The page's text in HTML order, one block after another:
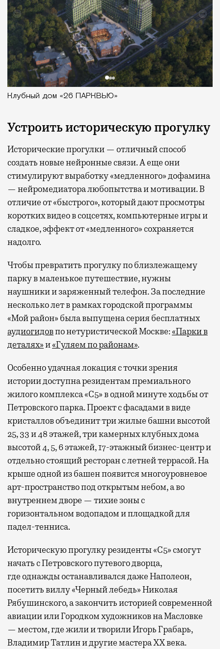
Клубный дом «26 ПАРКВЬЮ»
Устроить историческую прогулку
Исторические прогулки — отличный способ
создать новые нейронные связи. А еще они
стимулируют выработку «медленного» дофамина
— нейромедиатора любопытства и мотивации. В
отличие от «быстрого», который дают просмотры
коротких видео в соцсетях, компьютерные игры и
сладкое, эффект от «медленного» сохраняется
надолго.
Чтобы превратить прогулку по близлежащему
парку в маленькое путешествие, нужны
наушники и заряженный телефон. За последние
несколько лет в рамках городской программы
«Мой район» была выпущена серия бесплатных
аудиогидовпо нетуристической Москве:«Парки в
деталях»и«Гуляем по районам».
Особенно удачная локация с точки зрения
истории доступна резидентам премиального
жилого комплекса «С5»в одной минуте ходьбы от
Петровского парка. Проект с фасадами в виде
кристаллов объединит три жилые башни высотой
25, 33 и 48 этажей, три камерных клубных дома
высотой 4, 5, 6 этажей, 17-этажный бизнес-центр и
отдельно стоящий ресторан с летней террасой. На
крыше одной из башен появится многоуровневое
арт-пространство под открытым небом, а во
внутреннем дворе — тихие зоны с
горизонтальном водопадом и площадкой для
падел-тенниса.
Историческую прогулку резиденты «С5» смогут
начать с Петровского путевого дворца,
гдеоднажды останавливался даже Наполеон,
посетить виллу «Черный лебедь» Николая
Рябушинского, а закончить историей современной
авиации или Городком художников на Масловке
— местом, где жили и творили Игорь Грабарь,
Владимир Татлин и другие мастера XX века.